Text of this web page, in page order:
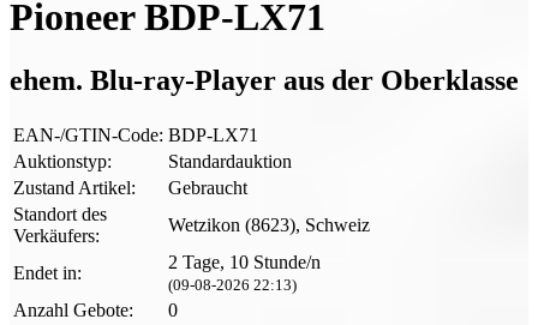
Pioneer BDP-LX71
ehem. Blu-ray-Player aus der Oberklasse
EAN-/GTIN-Code: BDP-LX71
Auktionstyp:
Standardauktion
Zustand Artikel:
Gebraucht
Standort des
Verkäufers:
Wetzikon (8623), Schweiz
Endet in:
2 Tage, 10 Stunde/n
(09-08-2026 22:13)
Anzahl Gebote:
0